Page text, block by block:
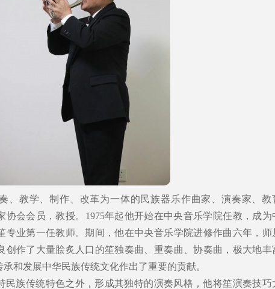
、教学、制作、改革为一体的民族器乐作曲家、演奏家、教
协会会员，教授。1975年起他开始在中央音乐学院任教，成为
专业第一任教师。期间，他在中央音乐学院进修作曲六年，师
创作了大量脍炙人口的笙独奏曲、重奏曲、协奏曲，极大地丰
和发展中华民族传统文化作出了重要的贡献。
民族传统特色之外，形成其独特的演奏风格，他将笙演奏技巧